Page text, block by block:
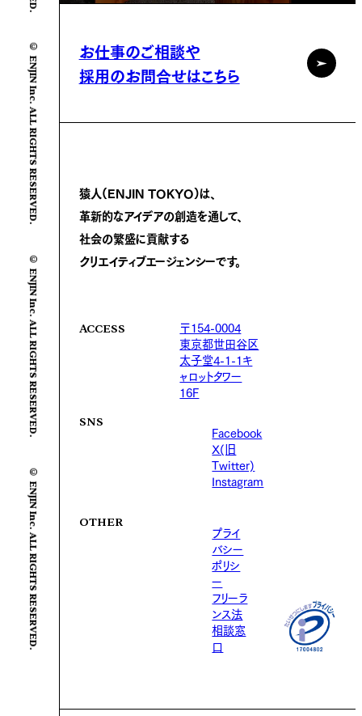
© ENJIN Inc. ALL RIGHTS RESERVED.
© ENJIN Inc. ALL RIGHTS RESERVED.
© ENJIN Inc. ALL RIGHTS RESERVED.
お仕事のご相談や
採用のお問合せはこちら
猿人(ENJIN TOKYO)は、
革新的なアイデアの創造を通して、
社会の繁盛に貢献する
クリエイティブエージェンシーです。
ACCESS
〒154-0004
東京都世田谷区
太子堂4-1-1キ
ャロットタワー
16F
SNS
Facebook
X(旧
Twitter)
Instagram
OTHER
プライ
バシー
ポリシ
ー
フリーラ
ンス法
相談窓
口